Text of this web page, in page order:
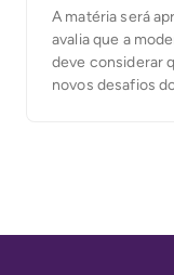
A matéria será
avalia que a
deve considerar
novos desafios